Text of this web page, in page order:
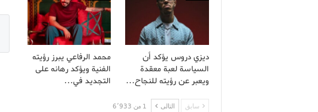
ديزي دروس يؤكد أن
السياسة لعبة معقدة
ويعبر عن رؤيته للنجاح…
محمد الرفاعي يبرز رؤيته
الفنية ويؤكد رهانه على
التجديد في…
سابق التالى 1 من 6٬933